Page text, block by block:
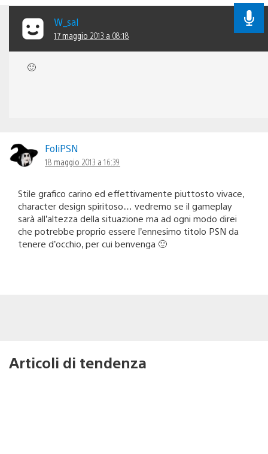
W_sal
17 maggio 2013 a 08:18
🙂
FoliPSN
18 maggio 2013 a 16:39
Stile grafico carino ed effettivamente piuttosto vivace,
character design spiritoso… vedremo se il gameplay
sarà all’altezza della situazione ma ad ogni modo direi
che potrebbe proprio essere l’ennesimo titolo PSN da
tenere d’occhio, per cui benvenga 🙂
Articoli di tendenza